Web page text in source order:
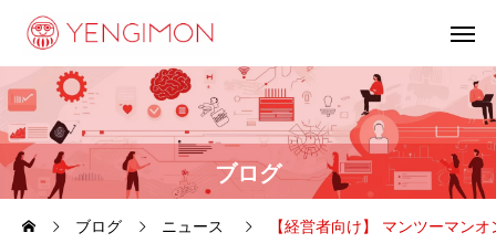
ブログ
ブログ ニュース 【経営者向け】 マンツーマン